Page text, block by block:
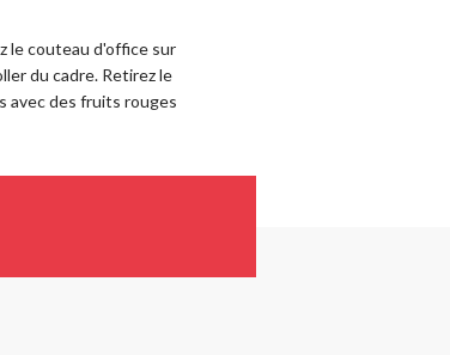
le couteau d'office sur
du cadre. Retirez le
avec des fruits rouges